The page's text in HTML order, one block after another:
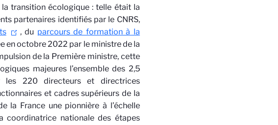
transition écologique : telle était la
partenaires identifiés par le CNRS,
, du parcours de formation à la
en octobre 2022 par le ministre de la
de la Première ministre, cette
majeures l’ensemble des 2,5
les 220 directeurs et directrices
et cadres supérieurs de la
la France une pionnière à l’échelle
coordinatrice nationale des étapes